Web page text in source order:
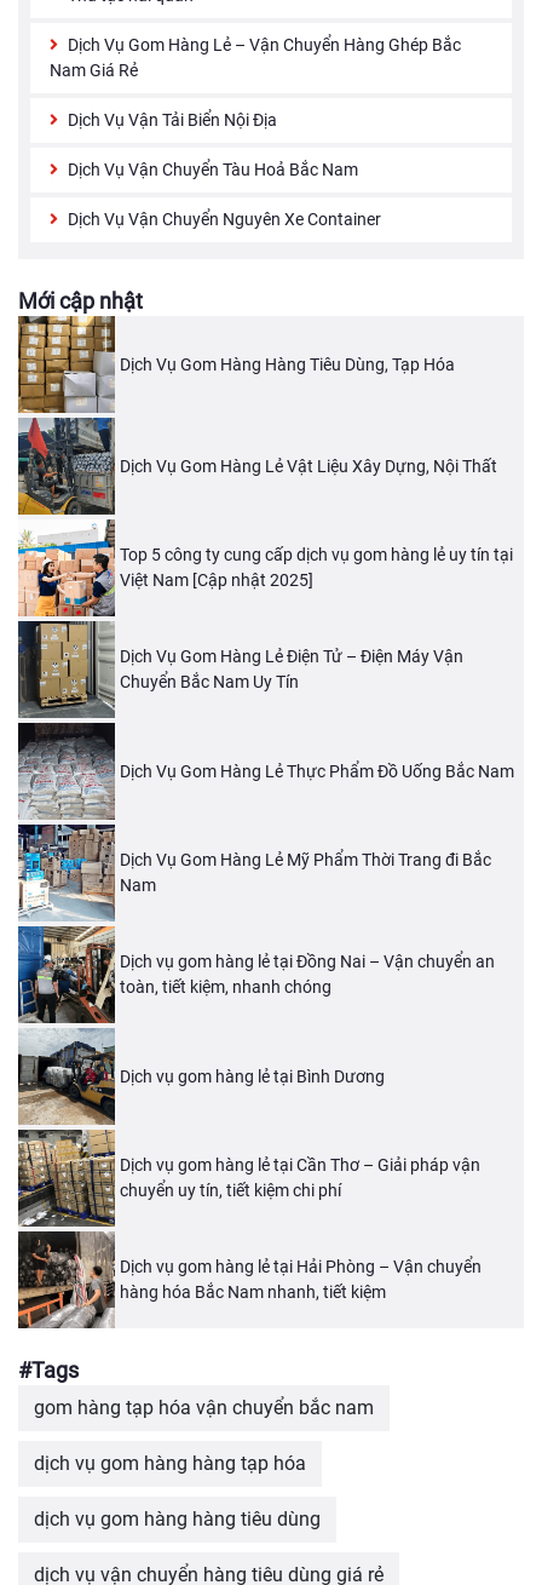
Dịch Vụ Gom Hàng Lẻ – Vận Chuyển Hàng Ghép Bắc
Nam Giá Rẻ
Dịch Vụ Vận Tải Biển Nội Địa
Dịch Vụ Vận Chuyển Tàu Hoả Bắc Nam
Dịch Vụ Vận Chuyển Nguyên Xe Container
Mới cập nhật
Dịch Vụ Gom Hàng Hàng Tiêu Dùng, Tạp Hóa
Dịch Vụ Gom Hàng Lẻ Vật Liệu Xây Dựng, Nội Thất
Top 5 công ty cung cấp dịch vụ gom hàng lẻ uy tín tại
Việt Nam [Cập nhật 2025]
Dịch Vụ Gom Hàng Lẻ Điện Tử – Điện Máy Vận
Chuyển Bắc Nam Uy Tín
Dịch Vụ Gom Hàng Lẻ Thực Phẩm Đồ Uống Bắc Nam
Dịch Vụ Gom Hàng Lẻ Mỹ Phẩm Thời Trang đi Bắc
Nam
Dịch vụ gom hàng lẻ tại Đồng Nai – Vận chuyển an
toàn, tiết kiệm, nhanh chóng
Dịch vụ gom hàng lẻ tại Bình Dương
Dịch vụ gom hàng lẻ tại Cần Thơ – Giải pháp vận
chuyển uy tín, tiết kiệm chi phí
Dịch vụ gom hàng lẻ tại Hải Phòng – Vận chuyển
hàng hóa Bắc Nam nhanh, tiết kiệm
#Tags
gom hàng tạp hóa vận chuyển bắc nam
dịch vụ gom hàng hàng tạp hóa
dịch vụ gom hàng hàng tiêu dùng
dịch vụ vận chuyển hàng tiêu dùng giá rẻ